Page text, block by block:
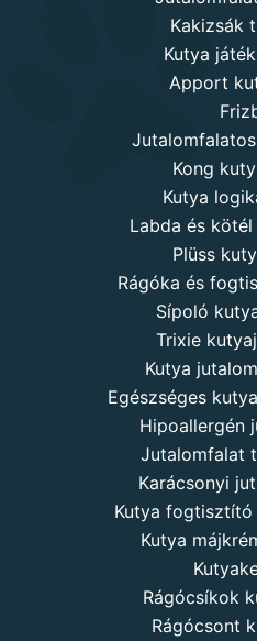
Kakizsák
Kutya
Apport
Kong
Kutya
Labda és
Plüss
Rágóka és
Sípoló
Trixie
Kutya
Egészséges
Hipoallergén
Jutalomfalat
Karácsonyi
Kutya
Kutya
Rágócsíkok
Rágócsont